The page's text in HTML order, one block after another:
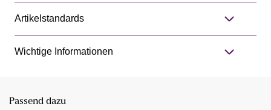
Artikelstandards
Wichtige Informationen
Passend dazu